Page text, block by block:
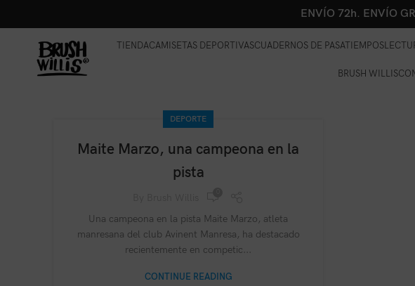
ENVÍO 72h. ENVÍO
TIENDACAMISETAS DEPORTIVASCUADERNOS DE PASATIEMPOS
BRUSH WILLIS
DEPORTE
Maite Marzo, una campeona en la
pista
Una campeona en la pista Maite Marzo, atleta
manresana del club Avinent Manresa, ha destacado
recientemente en competic...
CONTINUE READING